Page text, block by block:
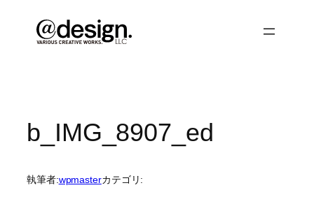
b_IMG_8907_ed
執筆者:wpmasterカテゴリ: